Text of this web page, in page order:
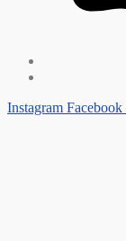
Instagram Facebook